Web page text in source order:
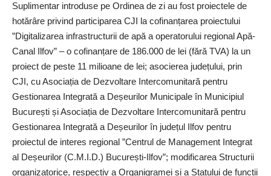
Suplimentar introduse pe Ordinea de zi au fost proiectele de
hotărâre privind participarea CJI la cofinanțarea proiectului
”Digitalizarea infrastructurii de apă a operatorului regional Apă-
Canal Ilfov” – o cofinanțare de 186.000 de lei (fără TVA) la un
proiect de peste 11 milioane de lei; asocierea județului, prin
CJI, cu Asociația de Dezvoltare Intercomunitară pentru
Gestionarea Integrată a Deșeurilor Municipale în Municipiul
București și Asociația de Dezvoltare Intercomunitară pentru
Gestionarea Integrată a Deșeurilor în județul Ilfov pentru
proiectul de interes regional ”Centrul de Management Integrat
al Deșeurilor (C.M.I.D.) București-Ilfov”; modificarea Structurii
organizatorice, respectiv a Organigramei și a Statului de funcții